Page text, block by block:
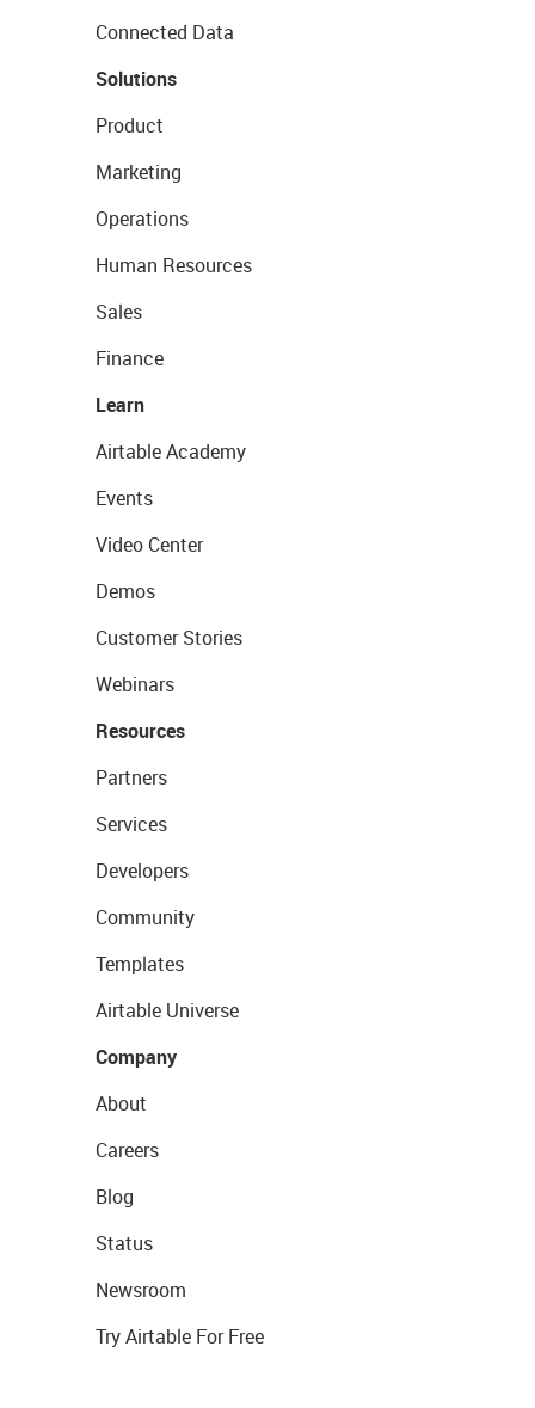
Connected Data
Solutions
Product
Marketing
Operations
Human Resources
Sales
Finance
Learn
Airtable Academy
Events
Video Center
Demos
Customer Stories
Webinars
Resources
Partners
Services
Developers
Community
Templates
Airtable Universe
Company
About
Careers
Blog
Status
Newsroom
Try Airtable For Free